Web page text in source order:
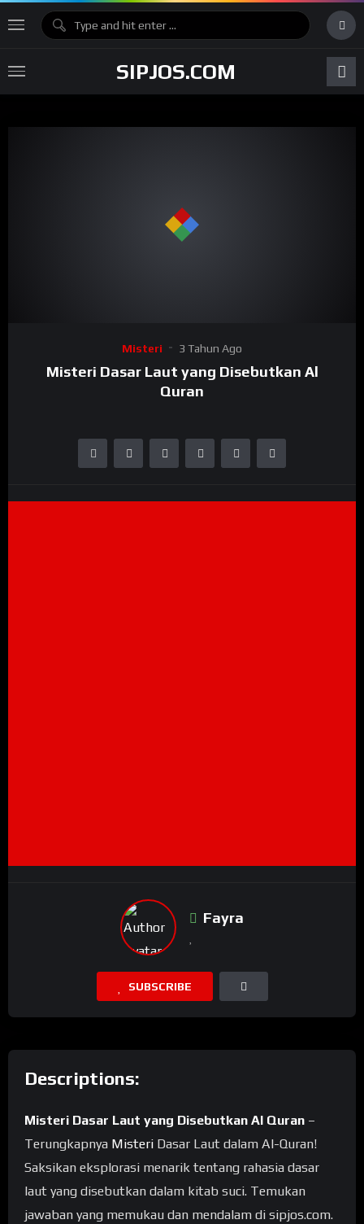
SIPJOS.COM
Misteri 3 Tahun Ago
Misteri Dasar Laut yang Disebutkan Al
Quran
Fayra
SUBSCRIBE
Descriptions:
Misteri Dasar Laut yang Disebutkan Al Quran –
Terungkapnya Misteri Dasar Laut dalam Al-Quran!
Saksikan eksplorasi menarik tentang rahasia dasar
laut yang disebutkan dalam kitab suci. Temukan
jawaban yang memukau dan mendalam di sipjos.com.